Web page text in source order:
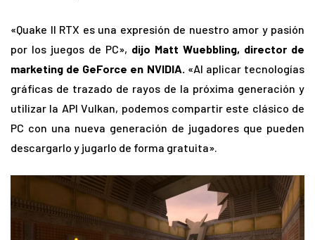
«Quake II RTX es una expresión de nuestro amor y pasión
por los juegos de PC», dijo Matt Wuebbling, director de
marketing de GeForce en NVIDIA. «Al aplicar tecnologías
gráficas de trazado de rayos de la próxima generación y
utilizar la API Vulkan, podemos compartir este clásico de
PC con una nueva generación de jugadores que pueden
descargarlo y jugarlo de forma gratuita».